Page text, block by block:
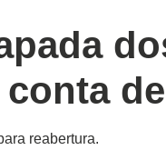
reabertura.